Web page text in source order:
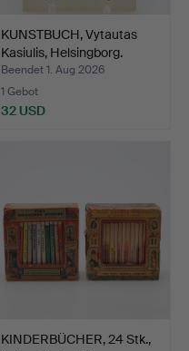
KUNSTBUCH, Vytautas
Kasiulis, Helsingborg.
Beendet 1. Aug 2026
1 Gebot
32 USD
KINDERBÜCHER, 24 Stk.,